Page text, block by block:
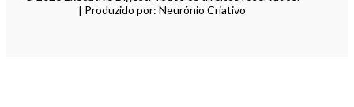
| Produzido por: Neurónio Criativo